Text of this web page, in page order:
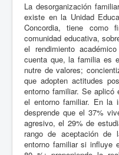
e
l
u
s
u
a
r
i
o
:
5
/
La desorganización
existe en la Unidad
Concordia, tiene como
comunidad educativa,
el rendimiento
cuenta que, la familia es
nutre de valores;
que adopten actitudes
entorno familiar. Se aplicó
el entorno familiar. En la
desprende que el 37%
agresivo, el 29% de
rango de aceptación de
entorno familiar si influye